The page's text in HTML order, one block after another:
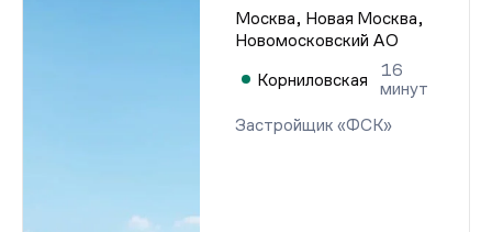
Москва, Новая Москва,
Новомосковский АО
Корниловская
16
минут
Застройщик «ФСК»